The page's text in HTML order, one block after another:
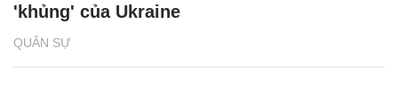
QUÂN SỰ
'khủng' của Ukraine